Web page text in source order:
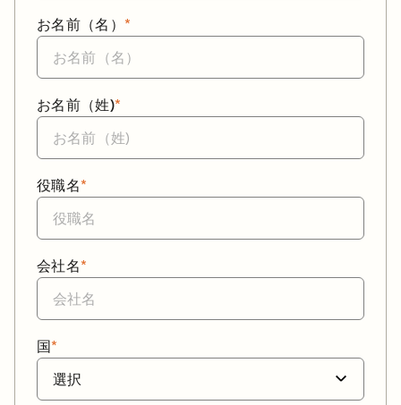
*
お名前（名）
*
お名前（姓)
*
役職名
*
会社名
*
国